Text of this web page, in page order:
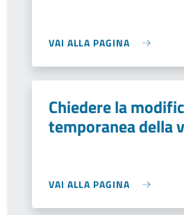
VAI ALLA PAGINA
Chiedere la
temporanea della
VAI ALLA PAGINA